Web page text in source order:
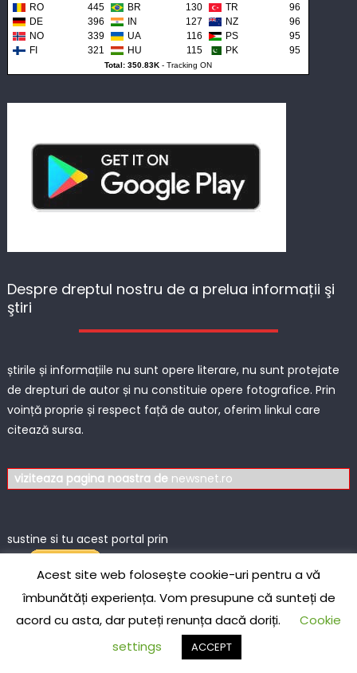
RO
445 BR 130 TR
96
DE
396 IN 127 NZ
96
NO
339 UA 116 PS
95
FI
321 HU 115 PK 95
Total: 350.83K- Tracking ON
Despre dreptul nostru de a prelua informații şi
ştiri
știrile și informațiile nu sunt opere literare, nu sunt protejate
de drepturi de autor și nu constituie opere fotografice. Prin
voință proprie și respect față de autor, oferim linkul care
citează sursa.
viziteaza pagina noastra de newsnet.ro
sustine si tu acest portal prin
Live Traffic Feed
Acest site web folosește cookie-uri pentru a vă
îmbunătăți experiența. Vom presupune că sunteți de
acord cu asta, dar puteți renunța dacă doriți.
Cookie
settings
ACCEPT